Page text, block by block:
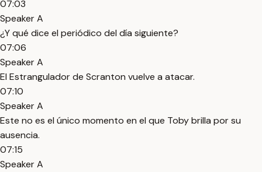
07:03
Speaker A
¿Y qué dice el periódico del día siguiente?
07:06
Speaker A
El Estrangulador de Scranton vuelve a atacar.
07:10
Speaker A
Este no es el único momento en el que Toby brilla por su
ausencia.
07:15
Speaker A